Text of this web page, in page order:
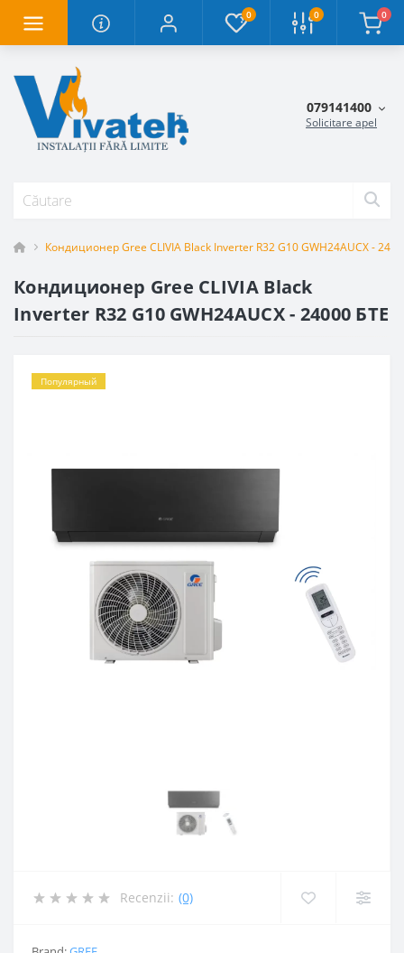
0 0 0
079141400
Solicitare apel
Кондиционер Gree CLIVIA Black Inverter R32 G10 GWH24AUCX -
Кондиционер Gree CLIVIA Black
Inverter R32 G10 GWH24AUCX - 24000 БТЕ
Популярный
Recenzii: (0)